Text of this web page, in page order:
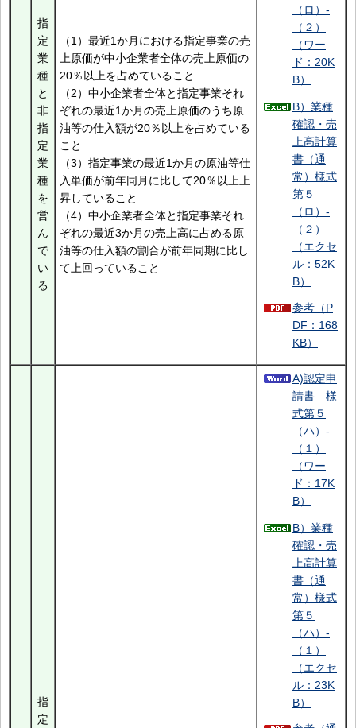
指
定
業
種
と
非
指
定
業
種
を
営
ん
で
い
る
（1）最近1か月における指定事業の売
上原価が中小企業者全体の売上原価の
20％以上を占めていること
（2）中小企業者全体と指定事業それ
ぞれの最近1か月の売上原価のうち原
油等の仕入額が20％以上を占めている
こと
（3）指定事業の最近1か月の原油等仕
入単価が前年同月に比して20％以上上
昇していること
（4）中小企業者全体と指定事業それ
ぞれの最近3か月の売上高に占める原
油等の仕入額の割合が前年同期に比し
て上回っていること
（ロ）-
（２）
（ワー
ド：20K
B）
B）業種
確認・売
上高計算
書（通
常）様式
第５
（ロ）-
（２）
（エクセ
ル：52K
B）
参考（P
DF：168
KB）
指
定
A)認定申
請書 様
式第５
（ハ）-
（１）
（ワー
ド：17K
B）
B）業種
確認・売
上高計算
書（通
常）様式
第５
（ハ）-
（１）
（エクセ
ル：23K
B）